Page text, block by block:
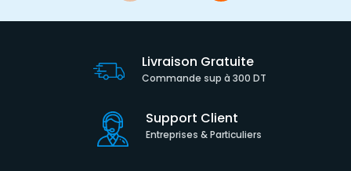
Livraison Gratuite
Commande sup à 300 DT
Support Client
Entreprises & Particuliers